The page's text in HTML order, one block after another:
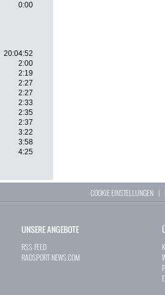
0:00
20:04:52
2:00
2:19
2:27
2:27
2:33
2:35
2:37
3:22
3:58
4:25
COOKIE EINSTELLUNGEN |
UNSERE ANGEBOTE
RSS-FEED
RADSPORT-NEWS.COM